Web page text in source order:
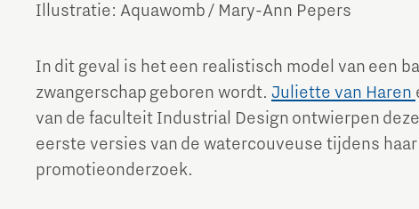
Illustratie: Aquawomb / Mary-Ann Pepers
In dit geval is het een realistisch model van een
zwangerschap geboren wordt. Juliette van Haren
van de faculteit Industrial Design ontwierpen
eerste versies van de watercouveuse tijdens haar
promotieonderzoek.